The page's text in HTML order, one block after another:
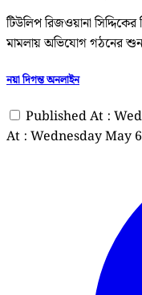
টিউলিপ রিজওয়ানা
মামলায় অভিযোগ গঠনের
নয়া দিগন্ত অনলাইন
Published At :
At : Wednesday May